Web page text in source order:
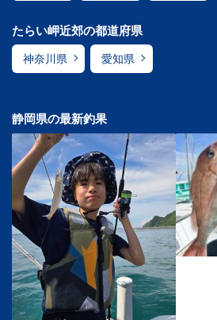
たらい岬近郊の都道府県
神奈川県 愛知県
静岡県の最新釣果